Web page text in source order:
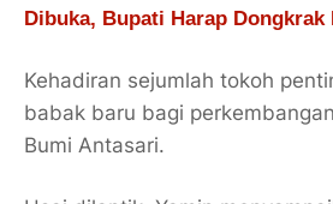
Dibuka, Bupati Harap Dongkrak
Kehadiran sejumlah tokoh
babak baru bagi
Bumi Antasari.